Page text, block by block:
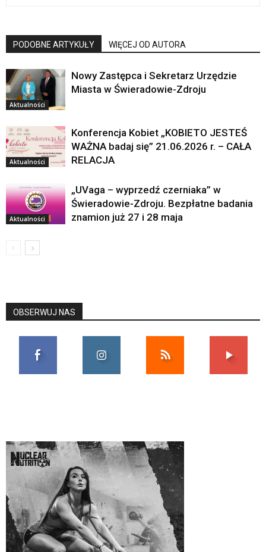
PODOBNE ARTYKUŁY WIĘCEJ OD AUTORA
Aktualności
Nowy Zastępca i Sekretarz Urzędzie
Miasta w Świeradowie-Zdroju
Aktualności
Konferencja Kobiet „KOBIETO JESTEŚ
WAŻNA badaj się” 21.06.2026 r. – CAŁA
RELACJA
Aktualności
„UVaga – wyprzedź czerniaka” w
Świeradowie-Zdroju. Bezpłatne badania
znamion już 27 i 28 maja
OBSERWUJ NAS